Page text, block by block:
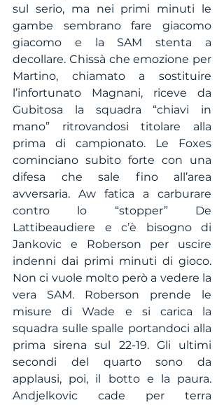
sul serio, ma nei primi minuti le
gambe sembrano fare giacomo
giacomo e la SAM stenta a
decollare. Chissà che emozione per
Martino, chiamato a sostituire
l’infortunato Magnani, riceve da
Gubitosa la squadra “chiavi in
mano” ritrovandosi titolare alla
prima di campionato. Le Foxes
cominciano subito forte con una
difesa che sale fino all’area
avversaria. Aw fatica a carburare
contro lo “stopper” De
Lattibeaudiere e c’è bisogno di
Jankovic e Roberson per uscire
indenni dai primi minuti di gioco.
Non ci vuole molto però a vedere la
vera SAM. Roberson prende le
misure di Wade e si carica la
squadra sulle spalle portandoci alla
prima sirena sul 22-19. Gli ultimi
secondi del quarto sono da
applausi, poi, il botto e la paura.
Andjelkovic cade per terra